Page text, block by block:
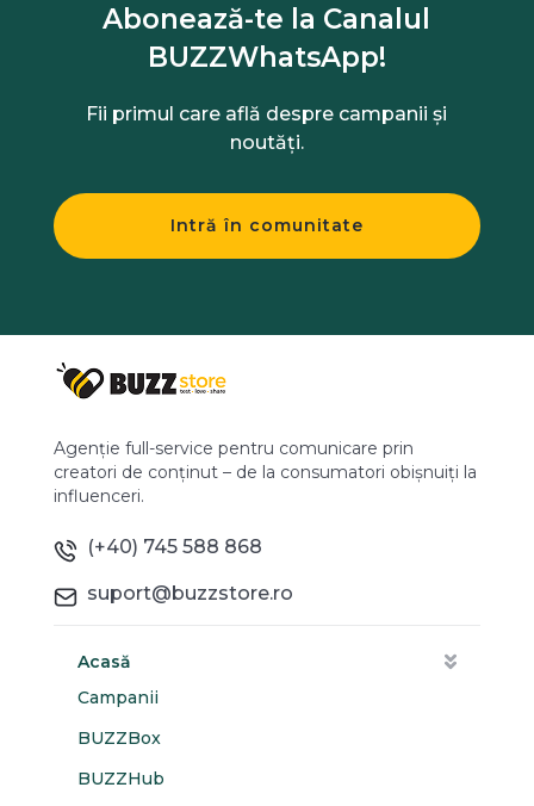
Abonează-te la Canalul
BUZZWhatsApp!
Fii primul care află despre campanii și
noutăți.
Intră în comunitate
Agenție full-service pentru comunicare prin
creatori de conținut – de la consumatori obișnuiți la
influenceri.
(+40) 745 588 868
suport@buzzstore.ro
Acasă
Campanii
BUZZBox
BUZZHub